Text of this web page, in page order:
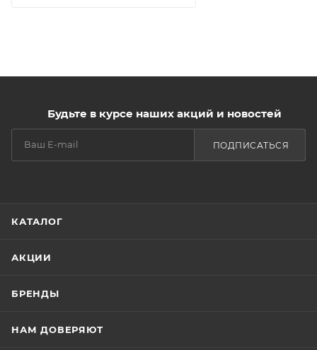
Кокосовое масло — питает и смягчает нежную
кожу под глазами.
Будьте в курсе наших акций и новостей
ПОДПИСАТЬСЯ
КАТАЛОГ
АКЦИИ
БРЕНДЫ
НАМ ДОВЕРЯЮТ